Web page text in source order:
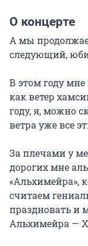
О концерте
А мы
следующий,
В этом году мне
как ветер
году, я, можно
ветра уже все
За плечами у
дорогих мне
«Альхимейра»,
считаем
праздновать и
Альхимейра —